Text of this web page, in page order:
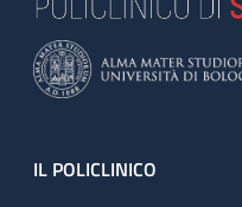
Footer
IL POLICLINICO